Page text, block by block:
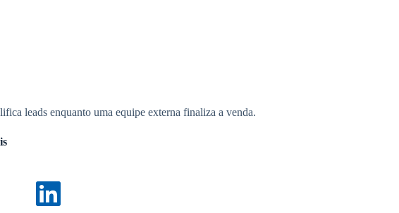
leads enquanto uma equipe externa finaliza a venda.